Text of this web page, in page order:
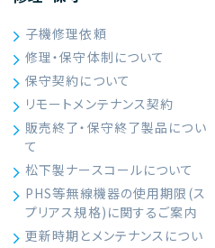
子機修理依頼
修理・保守体制について
保守契約について
リモートメンテナンス契約
販売終了・保守終了製品につい
て
松下製ナースコールについて
PHS等無線機器の使用期限(ス
プリアス規格)に関するご案内
更新時期とメンテナンスについ